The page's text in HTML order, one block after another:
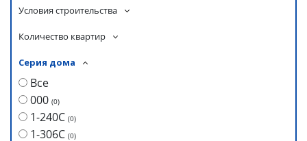
Условия строительства
Количество квартир
Серия дома
Все
000 (0)
1-240С (0)
1-306С (0)